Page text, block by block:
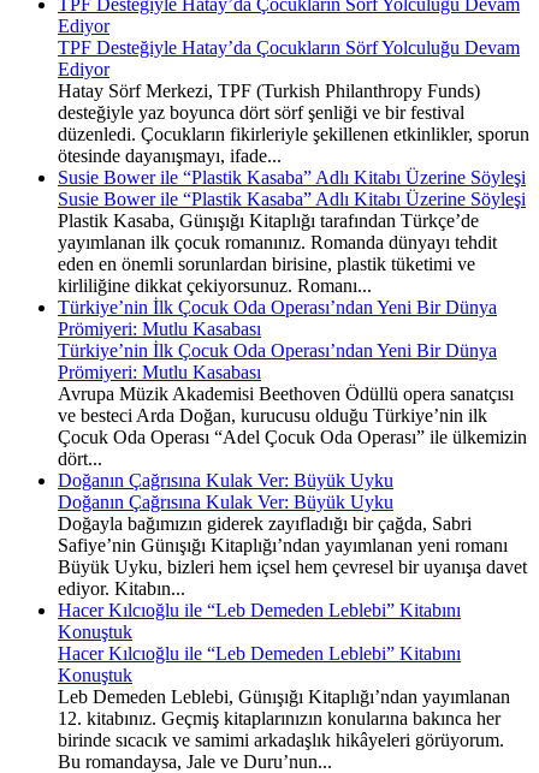
Ediyor
TPF Desteğiyle Hatay’da Çocukların Sörf Yolculuğu Devam
Ediyor
Hatay Sörf Merkezi, TPF (Turkish Philanthropy Funds)
desteğiyle yaz boyunca dört sörf şenliği ve bir festival
düzenledi. Çocukların fikirleriyle şekillenen etkinlikler, sporun
ötesinde dayanışmayı, ifade...
Susie Bower ile “Plastik Kasaba” Adlı Kitabı Üzerine Söyleşi
Susie Bower ile “Plastik Kasaba” Adlı Kitabı Üzerine Söyleşi
Plastik Kasaba, Günışığı Kitaplığı tarafından Türkçe’de
yayımlanan ilk çocuk romanınız. Romanda dünyayı tehdit
eden en önemli sorunlardan birisine, plastik tüketimi ve
kirliliğine dikkat çekiyorsunuz. Romanı...
Türkiye’nin İlk Çocuk Oda Operası’ndan Yeni Bir Dünya
Prömiyeri: Mutlu Kasabası
Türkiye’nin İlk Çocuk Oda Operası’ndan Yeni Bir Dünya
Prömiyeri: Mutlu Kasabası
Avrupa Müzik Akademisi Beethoven Ödüllü opera sanatçısı
ve besteci Arda Doğan, kurucusu olduğu Türkiye’nin ilk
Çocuk Oda Operası “Adel Çocuk Oda Operası” ile ülkemizin
dört...
Doğanın Çağrısına Kulak Ver: Büyük Uyku
Doğanın Çağrısına Kulak Ver: Büyük Uyku
Doğayla bağımızın giderek zayıfladığı bir çağda, Sabri
Safiye’nin Günışığı Kitaplığı’ndan yayımlanan yeni romanı
Büyük Uyku, bizleri hem içsel hem çevresel bir uyanışa davet
ediyor. Kitabın...
Hacer Kılcıoğlu ile “Leb Demeden Leblebi” Kitabını
Konuştuk
Hacer Kılcıoğlu ile “Leb Demeden Leblebi” Kitabını
Konuştuk
Leb Demeden Leblebi, Günışığı Kitaplığı’ndan yayımlanan
12. kitabınız. Geçmiş kitaplarınızın konularına bakınca her
birinde sıcacık ve samimi arkadaşlık hikâyeleri görüyorum.
Bu romandaysa, Jale ve Duru’nun...